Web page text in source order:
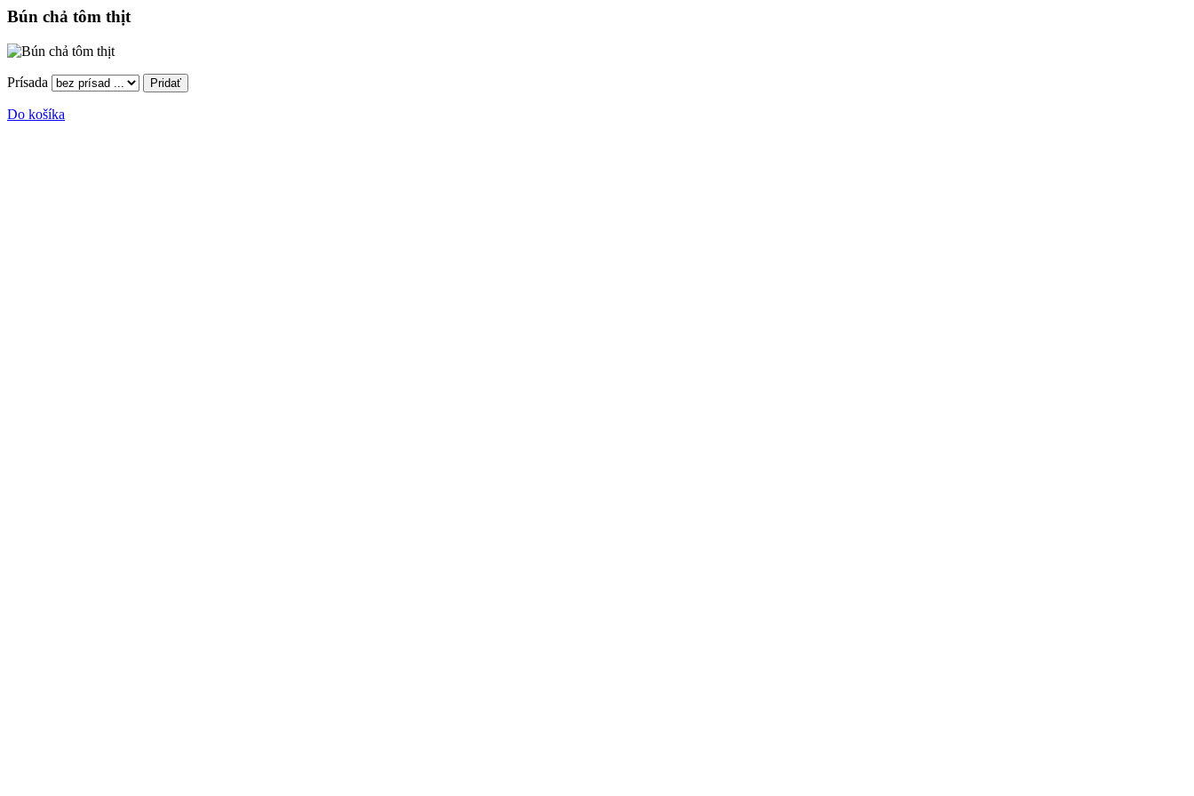
Bún chả tôm thịt
Prísada
Do košíka